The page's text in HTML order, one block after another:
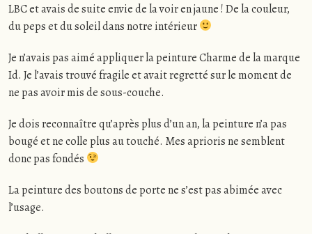
LBC et avais de suite envie de la voir en jaune ! De la couleur,
du peps et du soleil dans notre intérieur
Je n’avais pas aimé appliquer la peinture Charme de la marque
Id. Je l’avais trouvé fragile et avait regretté sur le moment de
ne pas avoir mis de sous-couche.
Je dois reconnaître qu’après plus d’un an, la peinture n’a pas
bougé et ne colle plus au touché. Mes aprioris ne semblent
donc pas fondés
La peinture des boutons de porte ne s’est pas abimée avec
l’usage.